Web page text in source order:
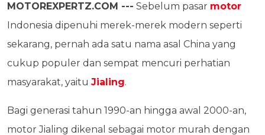
MOTOREXPERTZ.COM --- Sebelum pasar motor
Indonesia dipenuhi merek-merek modern seperti
sekarang, pernah ada satu nama asal China yang
cukup populer dan sempat mencuri perhatian
masyarakat, yaitu Jialing.
Bagi generasi tahun 1990-an hingga awal 2000-an,
motor Jialing dikenal sebagai motor murah dengan